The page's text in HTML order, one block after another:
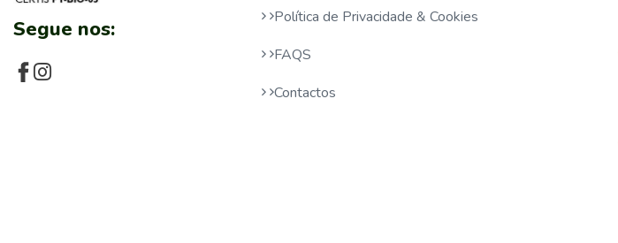
Segue nos:
Política de Privacidade & Cookies
FAQS
Contactos